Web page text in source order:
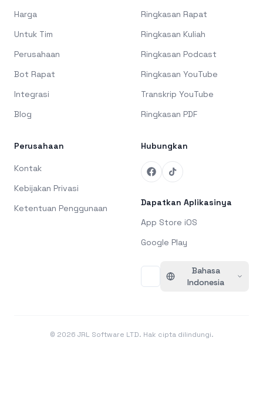
Harga
Untuk Tim
Perusahaan
Bot Rapat
Integrasi
Blog
Ringkasan Rapat
Ringkasan Kuliah
Ringkasan Podcast
Ringkasan YouTube
Transkrip YouTube
Ringkasan PDF
Perusahaan
Kontak
Kebijakan Privasi
Ketentuan Penggunaan
Hubungkan
Dapatkan Aplikasinya
App Store iOS
Google Play
Bahasa
Indonesia
© 2026 JRL Software LTD. Hak cipta dilindungi.